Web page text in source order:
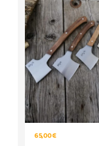
65,00 €